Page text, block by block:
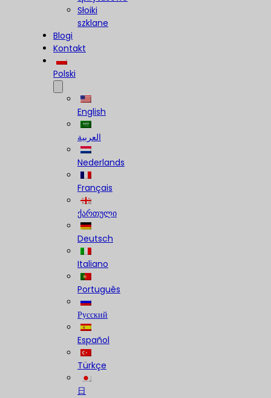
Słoiki
szklane
Blogi
Kontakt
Polski
English
العربية
Nederlands
Français
ქართული
Deutsch
Italiano
Português
Русский
Español
Türkçe
日